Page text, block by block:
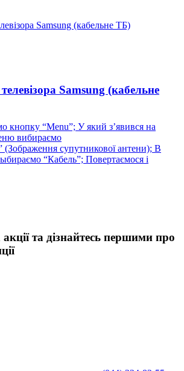
Samsung (кабельне
кнопку “Menu”; У який з’явився на
вибираємо
(Зображення супутникової антени); В
“Кабель”; Повертаємося і
та дізнайтесь першими про